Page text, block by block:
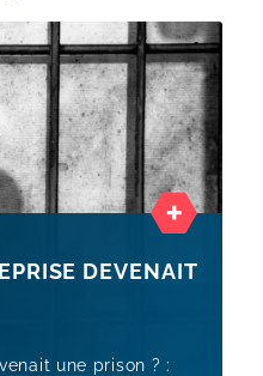
DEVENAIT
une prison ? :